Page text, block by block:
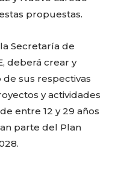
propuestas.
Secretaría de
deberá crear y
sus respectivas
y actividades
entre 12 y 29 años
parte del Plan